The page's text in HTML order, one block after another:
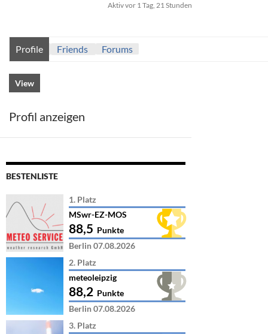
Aktiv vor 1 Tag, 21 Stunden
Profile Friends Forums
View
Profil anzeigen
BESTENLISTE
1. Platz
MSwr-EZ-MOS
88,5 Punkte
Berlin 07.08.2026
2. Platz
meteoleipzig
88,2 Punkte
Berlin 07.08.2026
3. Platz